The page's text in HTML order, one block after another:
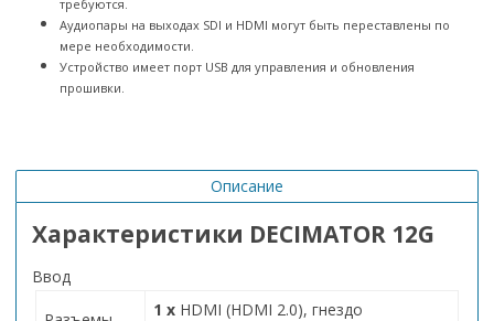
требуются.
Аудиопары на выходах SDI и HDMI могут быть переставлены по
мере необходимости.
Устройство имеет порт USB для управления и обновления
прошивки.
Описание
Характеристики DECIMATOR 12G
Ввод
1 x HDMI (HDMI 2.0), гнездо